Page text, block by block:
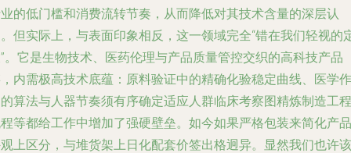
的低门槛和消费流转节奏，从而降低对其技术含量的深层认
但实际上，与表面印象相反，这一领域完全“错在我们轻视的
。它是生物技术、医药伦理与产品质量管控交织的高科技产品
内需极高技术底蕴：原料验证中的精确化验稳定曲线、医学作
算法与人器节奏须有序确定适应人群临床考察图精炼制造工程
等都给工作中增加了强硬壁垒。如今如果严格包装来简化产品
上区分，与堆货架上日化配套价签出格迥异。显然我们也许该